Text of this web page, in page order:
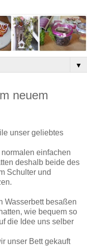
▼
neuem
unser geliebtes
einfachen
deshalb beide des
Schulter und
Wasserbett besaßen
wie bequem so
die Idee uns selber
unser Bett gekauft